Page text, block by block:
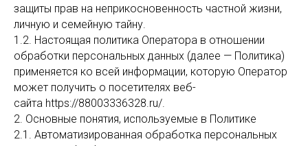
защиты прав на неприкосновенность частной жизни,
личную и семейную тайну.
1.2. Настоящая политика Оператора в отношении
обработки персональных данных (далее — Политика)
применяется ко всей информации, которую Оператор
может получить о посетителях веб-
сайта https://88003336328.ru/.
2. Основные понятия, используемые в Политике
2.1. Автоматизированная обработка персональных